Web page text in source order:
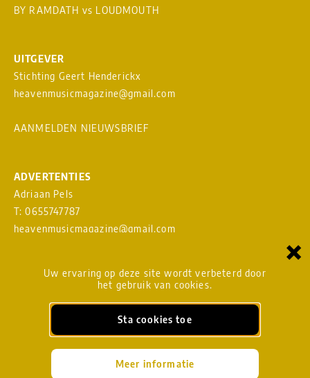
Uw ervaring op deze site wordt verbeterd door
het gebruik van cookies.
Sta cookies toe
Meer informatie
×
BY RAMDATH vs LOUDMOUTH
UITGEVER
Stichting Geert Henderickx
heavenmusicmagazine@gmail.com
AANMELDEN NIEUWSBRIEF
ADVERTENTIES
Adriaan Pels
T: 0655747787
heavenmusicmagazine@gmail.com
BLADMANAGEMENT
heavenmusicmagazine@gmail.com